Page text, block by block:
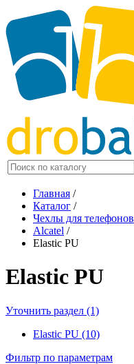
Главная /
Каталог /
Чехлы для телефонов
Alcatel /
Elastic PU
Elastic PU
Уточнить раздел (1)
Elastic PU (10)
Фильтр по параметрам